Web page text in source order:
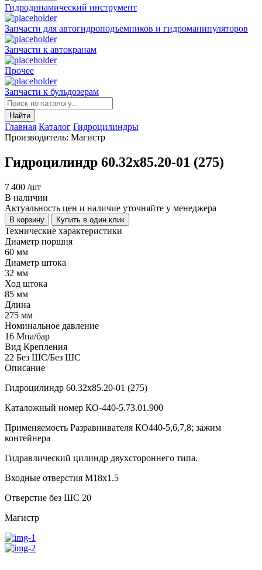
Гидродинамический инструмент
Запчасти для автогидроподъемников и гидроманипуляторов
Запчасти к автокранам
Прочее
Запчасти к бульдозерам
Найти
Главная Каталог Гидроцилиндры
Производитель: Магистр
Гидроцилиндр 60.32х85.20-01 (275)
7 400 /шт
В наличии
Актуальность цен и наличие уточняйте у менеджера
В корзину Купить в один клик
Технические характеристики
Диаметр поршня
60 мм
Диаметр штока
32 мм
Ход штока
85 мм
Длина
275 мм
Номинальное давление
16 Мпа/бар
Вид Крепления
22 Без ШС/Без ШС
Описание
Гидроцилиндр 60.32х85.20-01 (275)
Каталожный номер КО-440-5.73.01.900
Применяемость Разравнивателя КО440-5,6,7,8; зажим
контейнера
Гидравлический цилиндр двухстороннего типа.
Входные отверстия М18х1.5
Отверстие без ШС 20
Магистр